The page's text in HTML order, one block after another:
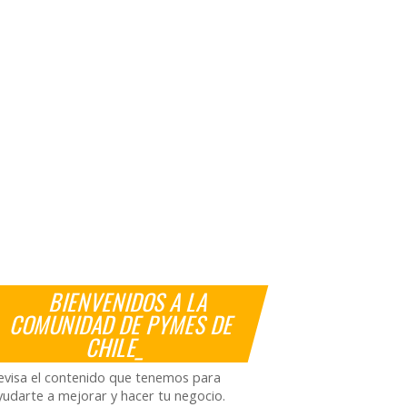
BIENVENIDOS A LA
COMUNIDAD DE PYMES DE
CHILE_
el contenido que tenemos para
a mejorar y hacer tu negocio.